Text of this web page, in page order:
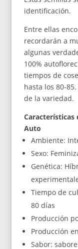
identificación.
Entre ellas
recordarán a
algunas
100%
tiempos de
hasta los 80-
de la variedad.
Características
Auto
Ambiente:
Sexo:
Genética:
Tiempo de
80 días
Producción
Producción
Sabor: